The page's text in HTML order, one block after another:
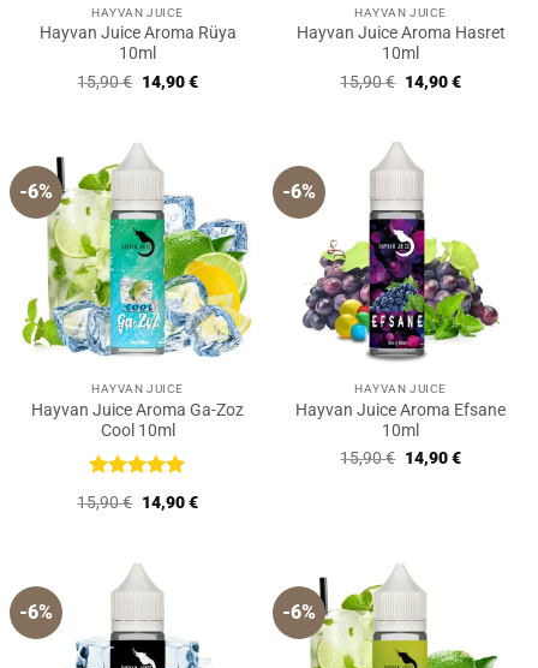
HAYVAN JUICE
Hayvan Juice Aroma Rüya
10ml
15,90€ Ursprünglicher
Preis
14,90€Aktueller
HAYVAN JUICE
Hayvan Juice Aroma Hasret
10ml
15,90€ Ursprünglicher
Preis
14,90€Aktueller
-6%
HAYVAN JUICE
Hayvan Juice Aroma Ga-Zoz
Cool 10ml
Bewertet
mit 5 von
15,90€ Ursprünglicher
Preis
14,90€Aktueller
-6%
HAYVAN JUICE
Hayvan Juice Aroma Efsane
10ml
15,90€ Ursprünglicher
Preis
14,90€Aktueller
-6% -6%